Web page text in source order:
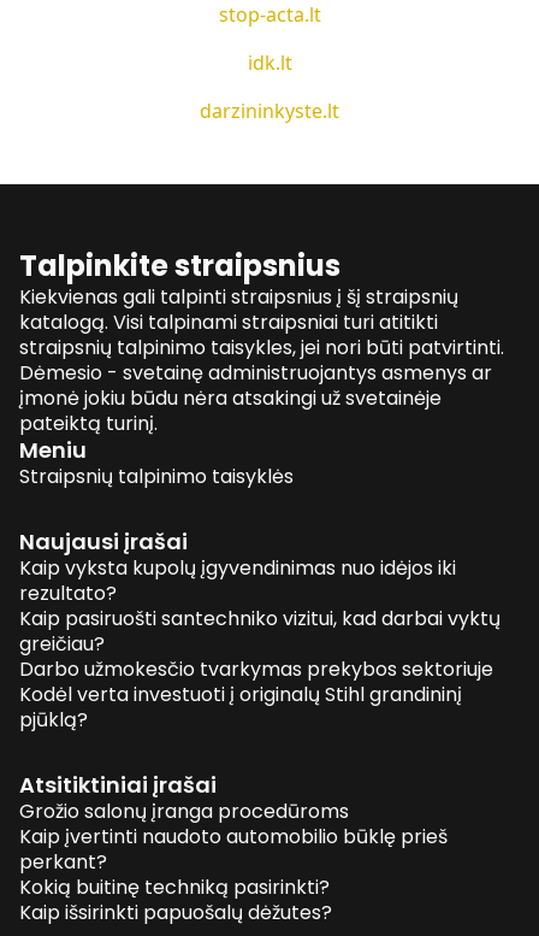
stop-acta.lt
idk.lt
darzininkyste.lt
Talpinkite straipsnius
Kiekvienas gali talpinti straipsnius į šį straipsnių
katalogą. Visi talpinami straipsniai turi atitikti
straipsnių talpinimo taisykles, jei nori būti patvirtinti.
Dėmesio - svetainę administruojantys asmenys ar
įmonė jokiu būdu nėra atsakingi už svetainėje
pateiktą turinį.
Meniu
Straipsnių talpinimo taisyklės
Naujausi įrašai
Kaip vyksta kupolų įgyvendinimas nuo idėjos iki
rezultato?
Kaip pasiruošti santechniko vizitui, kad darbai vyktų
greičiau?
Darbo užmokesčio tvarkymas prekybos sektoriuje
Kodėl verta investuoti į originalų Stihl grandininį
pjūklą?
Atsitiktiniai įrašai
Grožio salonų įranga procedūroms
Kaip įvertinti naudoto automobilio būklę prieš
perkant?
Kokią buitinę techniką pasirinkti?
Kaip išsirinkti papuošalų dėžutes?